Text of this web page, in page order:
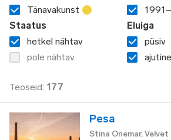
Tänavakunst
Staatus
hetkel nähtav
pole nähtav
Eluiga
püsiv
ajutine
Teoseid: 177
Pesa
Stina Onemar, Velvet